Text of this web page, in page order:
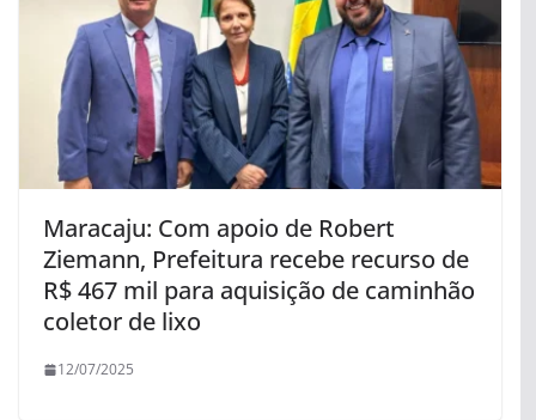
Maracaju: Com apoio de Robert
Ziemann, Prefeitura recebe recurso de
R$ 467 mil para aquisição de caminhão
coletor de lixo
12/07/2025